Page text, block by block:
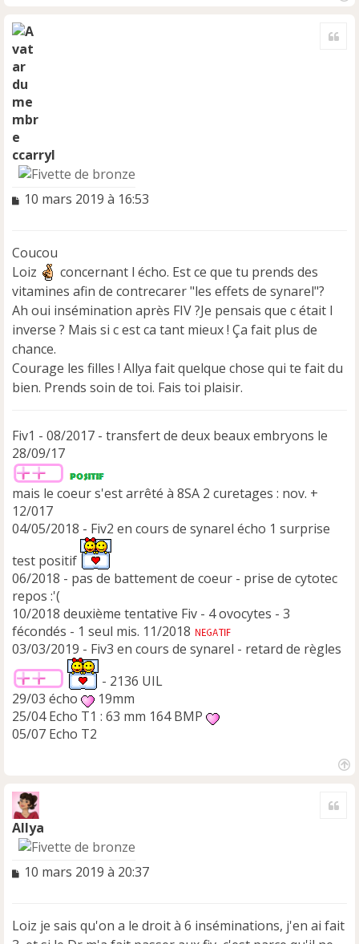
u
ccarryl
M
a
g
e
n
o
n
l
u
10 mars 2019 à 16:53
Coucou
Loiz
concernant l écho. Est ce que tu prends des
vitamines afin de contrecarer "les effets de synarel"?
Ah oui insémination après FIV ?Je pensais que c était l
inverse ? Mais si c est ca tant mieux ! Ça fait plus de
chance.
Courage les filles ! Allya fait quelque chose qui te fait du
bien. Prends soin de toi. Fais toi plaisir.
Fiv1 - 08/2017 - transfert de deux beaux embryons le
28/09/17
mais le coeur s'est arrêté à 8SA 2 curetages : nov. +
12/017
04/05/2018 - Fiv2 en cours de synarel écho 1 surprise
test positif
06/2018 - pas de battement de coeur - prise de cytotec
repos :'(
10/2018 deuxième tentative Fiv - 4 ovocytes - 3
fécondés - 1 seul mis. 11/2018
03/03/2019 - Fiv3 en cours de synarel - retard de règles
- 2136 UIL
29/03 écho
19mm
25/04 Echo T1 : 63 mm 164 BMP
05/07 Echo T2
Allya
M
a
10 mars 2019 à 20:37
Loiz je sais qu'on a le droit à 6 inséminations, j'en ai fait